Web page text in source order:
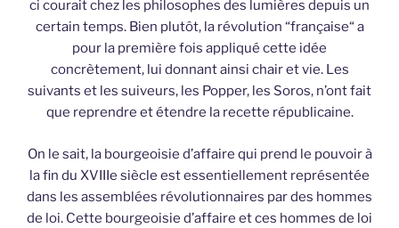
ci courait chez les philosophes des lumières depuis un
certain temps. Bien plutôt, la révolution “française“ a
pour la première fois appliqué cette idée
concrètement, lui donnant ainsi chair et vie. Les
suivants et les suiveurs, les Popper, les Soros, n’ont fait
que reprendre et étendre la recette républicaine.
On le sait, la bourgeoisie d’affaire qui prend le pouvoir à
la fin du XVIIIe siècle est essentiellement représentée
dans les assemblées révolutionnaires par des hommes
de loi. Cette bourgeoisie d’affaire et ces hommes de loi